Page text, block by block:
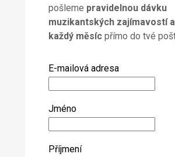
pošleme pravidelnou dávku
muzikantských zajímavostí
každý měsícpřímo do tvé
E-mailová adresa
Jméno
Příjmení